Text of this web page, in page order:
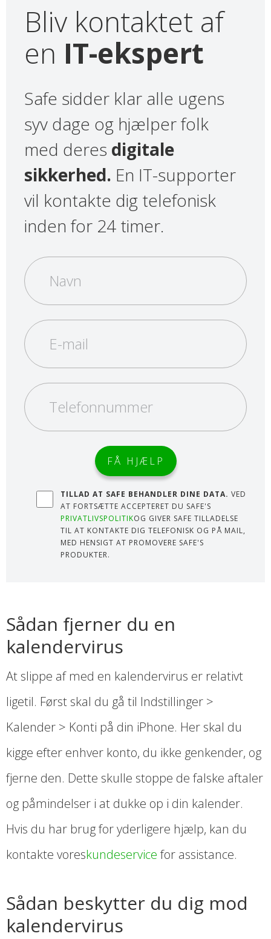
Bliv kontaktet af
en IT-ekspert
Safe sidder klar alle ugens
syv dage og hjælper folk
med deres digitale
sikkerhed. En IT-supporter
vil kontakte dig telefonisk
inden for 24 timer.
TILLAD AT SAFE BEHANDLER DINE DATA. VED
AT FORTSÆTTE ACCEPTERET DU SAFE'S
PRIVATLIVSPOLITIKOG GIVER SAFE TILLADELSE
TIL AT KONTAKTE DIG TELEFONISK OG PÅ MAIL,
MED HENSIGT AT PROMOVERE SAFE'S
PRODUKTER.
Sådan fjerner du en
kalendervirus
At slippe af med en kalendervirus er relativt
ligetil. Først skal du gå til Indstillinger >
Kalender > Konti på din iPhone. Her skal du
kigge efter enhver konto, du ikke genkender, og
fjerne den. Dette skulle stoppe de falske aftaler
og påmindelser i at dukke op i din kalender.
Hvis du har brug for yderligere hjælp, kan du
kontakte voreskundeservice for assistance.
Sådan beskytter du dig mod
kalendervirus